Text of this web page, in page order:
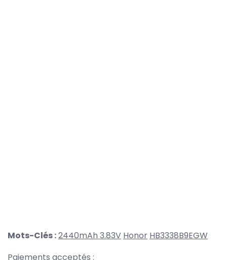
Mots-Clés :2440mAh 3.83V Honor HB3338B9EGW
Paiements acceptés :